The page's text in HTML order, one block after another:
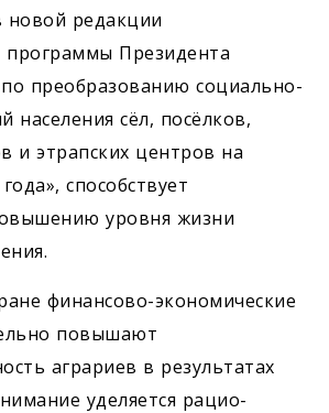
новой редакции
Президента
преобразованию социально-
населения сёл, посёлков,
и этрапских центров на
способствует
уровня жизни
финансово-экономические
повышают
аграриев в результатах
уделяется рацио­